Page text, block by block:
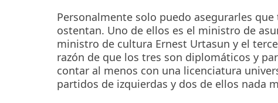
Personalmente solo puedo asegurarles
ostentan. Uno de ellos es el ministro de
ministro de cultura Ernest Urtasun y el
razón de que los tres son diplomáticos y
contar al menos con una licenciatura
partidos de izquierdas y dos de ellos nada